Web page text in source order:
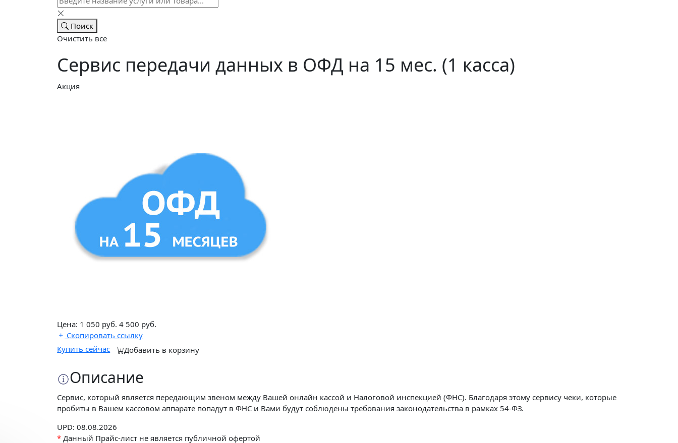
Поиск
Очистить все
Сервис передачи данных в ОФД на 15 мес. (1 касса)
Акция
Цена: 1 050 руб.4 500 руб.
Скопировать ссылку
Купить сейчас
Добавить в корзину
Описание
Сервис, который является передающим звеном между Вашей онлайн кассой и Налоговой инспекцией (ФНС). Благодаря этому сервису чеки, которые
пробиты в Вашем кассовом аппарате попадут в ФНС и Вами будут соблюдены требования законодательства в рамках 54-ФЗ.
UPD: 08.08.2026
* Данный Прайс-лист не является публичной офертой